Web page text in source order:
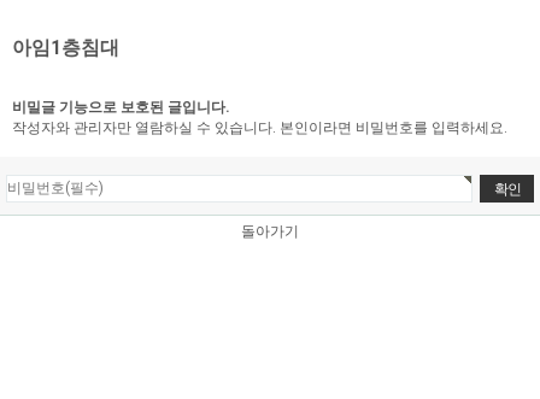
아임1층침대
비밀글 기능으로 보호된 글입니다.
작성자와 관리자만 열람하실 수 있습니다. 본인이라면 비밀번호를 입력하세요.
돌아가기